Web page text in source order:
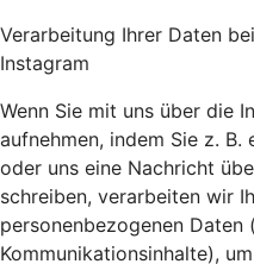
Verarbeitung Ihrer Daten
Instagram
Wenn Sie mit uns über die
aufnehmen, indem Sie z.
oder uns eine Nachricht
schreiben, verarbeiten wir
personenbezogenen Daten
Kommunikationsinhalte),